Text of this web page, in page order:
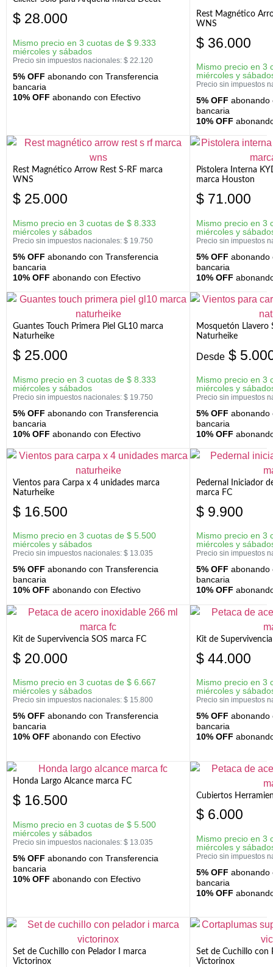
$ 28.000
Mismo precio en 3 cuotas de $ 9.333
miércoles y sábados
Precio sin impuestos nacionales: $ 22.120
5% OFF abonando con Transferencia
bancaria
10% OFF abonando con Efectivo
Rest Magnético
WNS
$ 36.000
Mismo precio en 3
miércoles y
Precio sin impuestos
5% OFF abonando
bancaria
10% OFF
Rest Magnético Arrow Rest S-RF marca
WNS
$ 25.000
Mismo precio en 3 cuotas de $ 8.333
miércoles y sábados
Precio sin impuestos nacionales: $ 19.750
5% OFF abonando con Transferencia
bancaria
10% OFF abonando con Efectivo
Pistolera Interna
marca Houston
$ 71.000
Mismo precio en 3
miércoles y
Precio sin impuestos
5% OFF abonando
bancaria
10% OFF
Guantes Touch Primera Piel GL10 marca
Naturheike
$ 25.000
Mismo precio en 3 cuotas de $ 8.333
miércoles y sábados
Precio sin impuestos nacionales: $ 19.750
5% OFF abonando con Transferencia
bancaria
10% OFF abonando con Efectivo
Mosquetón Llavero
Naturheike
Desde $
Mismo precio en 3
miércoles y
Precio sin impuestos
5% OFF abonando
bancaria
10% OFF
Vientos para Carpa x 4 unidades marca
Naturheike
$ 16.500
Mismo precio en 3 cuotas de $ 5.500
miércoles y sábados
Precio sin impuestos nacionales: $ 13.035
5% OFF abonando con Transferencia
bancaria
10% OFF abonando con Efectivo
Pedernal Iniciador
marca FC
$ 9.900
Mismo precio en 3
miércoles y
Precio sin impuestos
5% OFF abonando
bancaria
10% OFF
Kit de Supervivencia SOS marca FC
$ 20.000
Mismo precio en 3 cuotas de $ 6.667
miércoles y sábados
Precio sin impuestos nacionales: $ 15.800
5% OFF abonando con Transferencia
bancaria
10% OFF abonando con Efectivo
Kit de
$ 44.000
Mismo precio en 3
miércoles y
Precio sin impuestos
5% OFF abonando
bancaria
10% OFF
Honda Largo Alcance marca FC
$ 16.500
Mismo precio en 3 cuotas de $ 5.500
miércoles y sábados
Precio sin impuestos nacionales: $ 13.035
5% OFF abonando con Transferencia
bancaria
10% OFF abonando con Efectivo
Cubiertos
$ 6.000
Mismo precio en 3
miércoles y
Precio sin impuestos
5% OFF abonando
bancaria
10% OFF
Set de Cuchillo con Pelador I marca
Victorinox
Set de Cuchillo con
Victorinox